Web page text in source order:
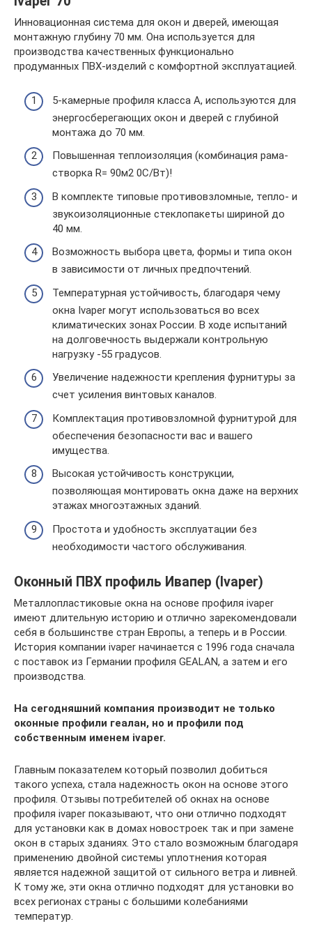
Инновационная система для окон и дверей, имеющая
монтажную глубину 70 мм. Она используется для
производства качественных функционально
продуманных ПВХ-изделий с комфортной эксплуатацией.
5-камерные профиля класса А, используются для
энергосберегающих окон и дверей с глубиной
монтажа до 70 мм.
Повышенная теплоизоляция (комбинация рама-
створка R= 90м2 0С/Вт)!
В комплекте типовые противовзломные, тепло- и
звукоизоляционные стеклопакеты шириной до
40 мм.
Возможность выбора цвета, формы и типа окон
в зависимости от личных предпочтений.
Температурная устойчивость, благодаря чему
окна Ivaper могут использоваться во всех
климатических зонах России. В ходе испытаний
на долговечность выдержали контрольную
нагрузку -55 градусов.
Увеличение надежности крепления фурнитуры за
счет усиления винтовых каналов.
Комплектация противовзломной фурнитурой для
обеспечения безопасности вас и вашего
имущества.
Высокая устойчивость конструкции,
позволяющая монтировать окна даже на верхних
этажах многоэтажных зданий.
Простота и удобность эксплуатации без
необходимости частого обслуживания.
Оконный ПВХ профиль Ивапер (Ivaper)
Металлопластиковые окна на основе профиля ivaper
имеют длительную историю и отлично зарекомендовали
себя в большинстве стран Европы, а теперь и в России.
История компании ivaper начинается с 1996 года сначала
с поставок из Германии профиля GEALAN, а затем и его
производства.
На сегодняшний компания производит не только
оконные профили геалан, но и профили под
собственным именем ivaper.
Главным показателем который позволил добиться
такого успеха, стала надежность окон на основе этого
профиля. Отзывы потребителей об окнах на основе
профиля ivaper показывают, что они отлично подходят
для установки как в домах новостроек так и при замене
окон в старых зданиях. Это стало возможным благодаря
применению двойной системы уплотнения которая
является надежной защитой от сильного ветра и ливней.
К тому же, эти окна отлично подходят для установки во
всех регионах страны с большими колебаниями
температур.